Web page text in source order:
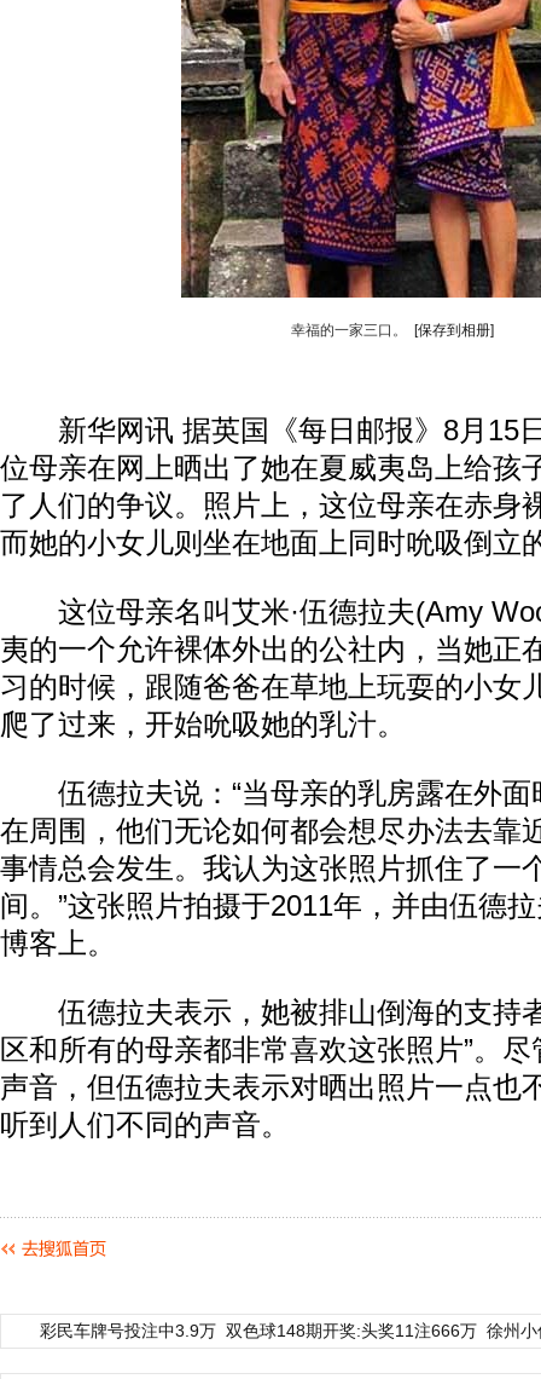
幸福的一家三口。 [保存到相册]
新华网讯 据英国《每日邮报》8月15
位母亲在网上晒出了她在夏威夷岛上给孩
了人们的争议。照片上，这位母亲在赤身
而她的小女儿则坐在地面上同时吮吸倒立
这位母亲名叫艾米·伍德拉夫(Amy
夷的一个允许裸体外出的公社内，当她正
习的时候，跟随爸爸在草地上玩耍的小女
爬了过来，开始吮吸她的乳汁。
伍德拉夫说：“当母亲的乳房露在外面
在周围，他们无论如何都会想尽办法去靠
事情总会发生。我认为这张照片抓住了一
间。”这张照片拍摄于2011年，并由伍德
博客上。
伍德拉夫表示，她被排山倒海的支持
区和所有的母亲都非常喜欢这张照片”。
声音，但伍德拉夫表示对晒出照片一点也
听到人们不同的声音。
彩民车牌号投注中3.9万 双色球148期开奖:头奖11注666万 徐州